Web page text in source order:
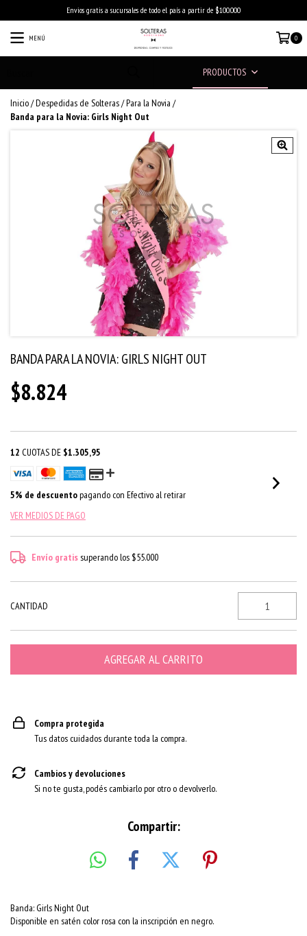
Envios gratis a sucursales de todo el país a partir de $100.000
MENÚ 0
PRODUCTOS
Inicio/Despedidas de Solteras/Para la Novia /
Banda para la Novia: Girls Night Out
BANDA PARA LA NOVIA: GIRLS NIGHT OUT
$8.824
12 CUOTAS DE $1.305,95
5% de descuentopagando con Efectivo al retirar
VER MEDIOS DE PAGO
Envío gratissuperando los $55.000
CANTIDAD
Compra protegida
Tus datos cuidados durante toda la compra.
Cambios y devoluciones
Si no te gusta, podés cambiarlo por otro o devolverlo.
Compartir:
Banda: Girls Night Out
Disponible en satén color rosa con la inscripción en negro.